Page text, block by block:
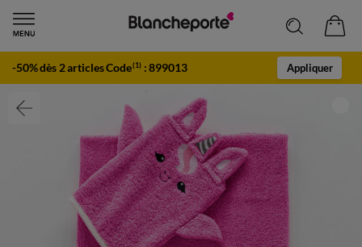
-50% dès 2 articles Code(1) :899013 Appliquer